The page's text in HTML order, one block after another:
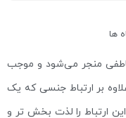
ها
عاطفی منجر می‌شود و موجب
بر ارتباط جنسی که یک
ارتباط را لذت بخش تر و